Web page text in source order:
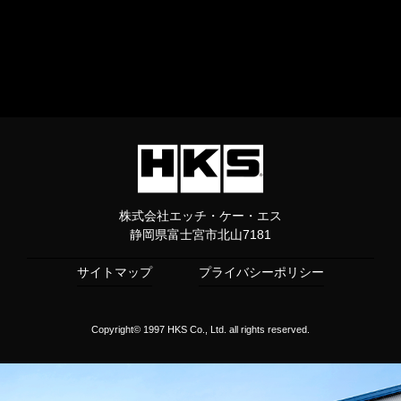
株式会社エッチ・ケー・エス
静岡県富士宮市北山7181
サイトマップ プライバシーポリシー
Copyright© 1997 HKS Co., Ltd. all rights reserved.